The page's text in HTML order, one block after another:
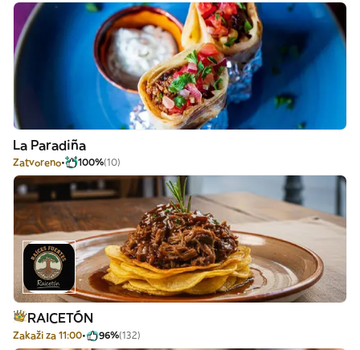
La Paradiña
Zatvoreno 100%(10)
RAICETÓN
Zakaži za 11:00 96%(132)